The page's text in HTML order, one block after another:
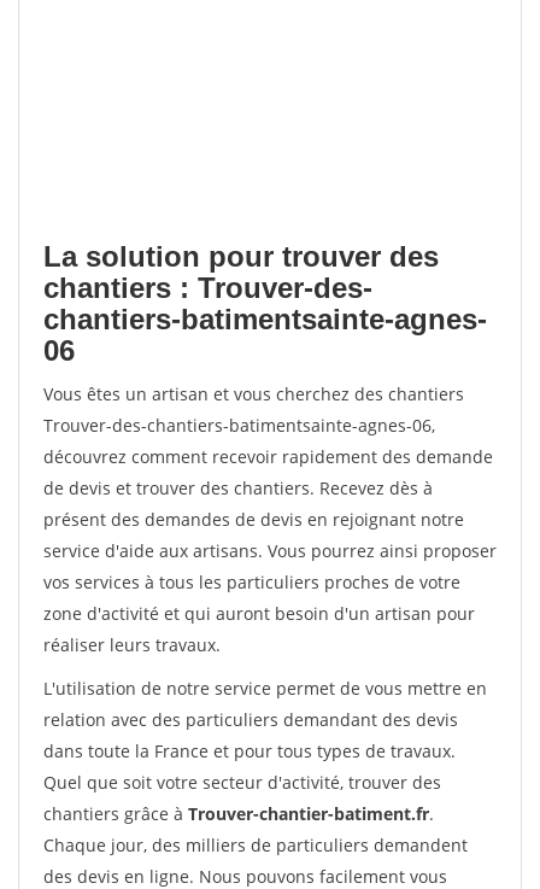
La solution pour trouver des
chantiers : Trouver-des-
chantiers-batimentsainte-agnes-
06
Vous êtes un artisan et vous cherchez des chantiers
Trouver-des-chantiers-batimentsainte-agnes-06,
découvrez comment recevoir rapidement des demande
de devis et trouver des chantiers. Recevez dès à
présent des demandes de devis en rejoignant notre
service d'aide aux artisans. Vous pourrez ainsi proposer
vos services à tous les particuliers proches de votre
zone d'activité et qui auront besoin d'un artisan pour
réaliser leurs travaux.
L'utilisation de notre service permet de vous mettre en
relation avec des particuliers demandant des devis
dans toute la France et pour tous types de travaux.
Quel que soit votre secteur d'activité, trouver des
chantiers grâce à Trouver-chantier-batiment.fr.
Chaque jour, des milliers de particuliers demandent
des devis en ligne. Nous pouvons facilement vous